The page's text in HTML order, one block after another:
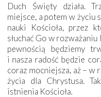
Duch Święty działa.
miejsce, a potem w życiu
nauki Kościoła, przez
słuchać Go w rozważaniu
pewnością będziemy
i nasza radość będzie
coraz mocniejsza, aż – w
życia dla Chrystusa.
istnienia Kościoła.